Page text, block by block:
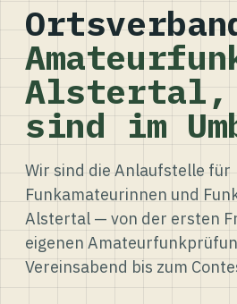
Alstertal,
sind im
Wir sind die Anlaufstelle für
Funkamateurinnen und
Alstertal — von der ersten
eigenen
Vereinsabend bis zum